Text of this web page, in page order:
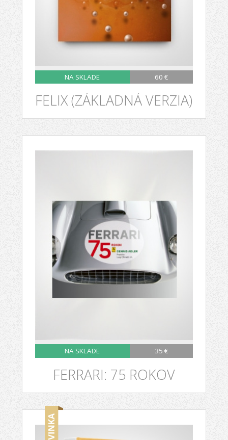
NA SKLADE 60 €
FELIX (ZÁKLADNÁ VERZIA)
NA SKLADE 35 €
FERRARI: 75 ROKOV